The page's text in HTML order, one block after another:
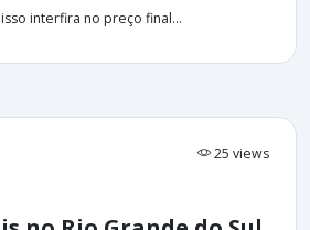
interfira no preço final...
25 views